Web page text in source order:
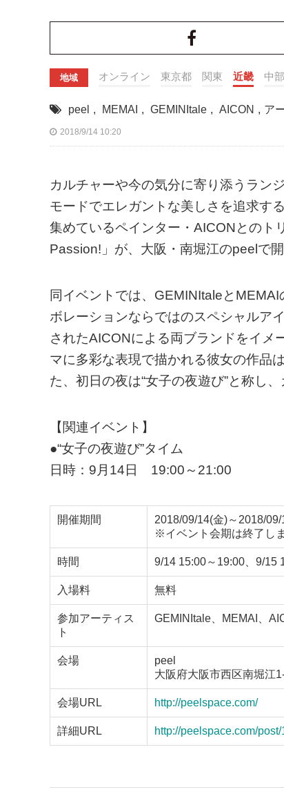
地域 オンライン 東京都 関東 近畿 中部
peel , MEMAI , GEMINItale , AICON , ア
2018/9/14 10:20
カルチャーや今の気分に寄り添うラン
モードでエレガントな美しさを追求す
集めているペインター・AICONとのト
Passion!」が、大阪・南堀江のpeelで開
同イベントでは、GEMINItaleと
ボレーションならではのスペシャルア
されたAICONによる両ブランドをイ
マに多彩な表現で描かれる彼女の作品
た、初日の夜は“女子の夜遊び”と称し
【関連イベント】
●“女子の夜遊び”タイム
日時：9月14日 19:00～21:00
開催期間
2018/09/14(金)～2018/09/
※イベント会期は終了し
時間 9/14 15:00～19:00、9/15
入場料 無料
参加アーティス
ト
GEMINItale、MEMAI、
会場
peel
大阪府大阪市西区南堀江
会場URL http://peelspace.com/
詳細URL http://peelspace.com/